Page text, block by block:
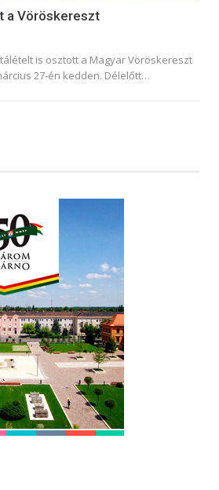
a Vöröskereszt
is osztott a Magyar Vöröskereszt
27-én kedden. Délelőtt…